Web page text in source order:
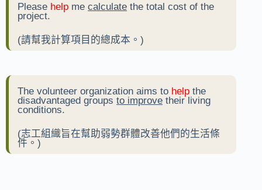
Please help me calculate the total cost of the
project.
(請幫我計算項目的總成本。)
The volunteer organization aims to help the
disadvantaged groups to improve their living
conditions.
(志工組織旨在幫助弱勢群體改善他們的生活條
件。)